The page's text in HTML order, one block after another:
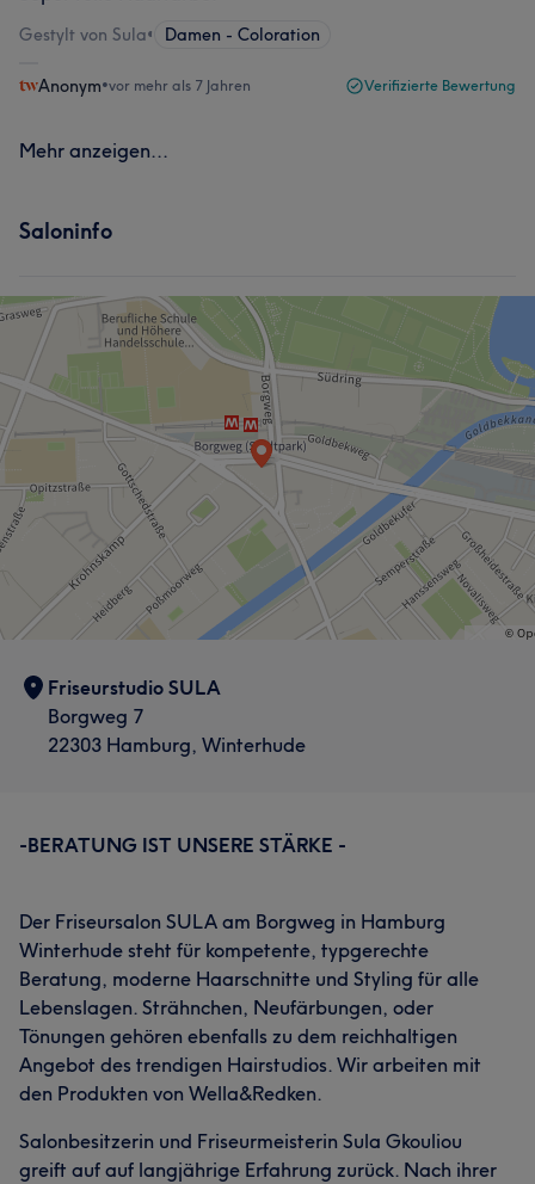
Gestylt von Sula• Damen - Coloration
Anonym•vor mehr als 7 Jahren Verifizierte Bewertung
Mehr anzeigen...
Saloninfo
Friseurstudio SULA
Borgweg 7
22303 Hamburg, Winterhude
-BERATUNG IST UNSERE STÄRKE -
Der Friseursalon SULA am Borgweg in Hamburg
Winterhude steht für kompetente, typgerechte
Beratung, moderne Haarschnitte und Styling für alle
Lebenslagen. Strähnchen, Neufärbungen, oder
Tönungen gehören ebenfalls zu dem reichhaltigen
Angebot des trendigen Hairstudios. Wir arbeiten mit
den Produkten von Wella&Redken.
Salonbesitzerin und Friseurmeisterin Sula Gkouliou
greift auf auf langjährige Erfahrung zurück. Nach ihrer